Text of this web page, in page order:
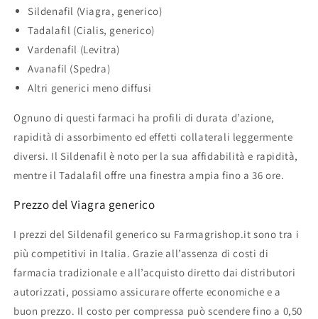
Sildenafil (Viagra, generico)
Tadalafil (Cialis, generico)
Vardenafil (Levitra)
Avanafil (Spedra)
Altri generici meno diffusi
Ognuno di questi farmaci ha profili di durata d’azione,
rapidità di assorbimento ed effetti collaterali leggermente
diversi. Il Sildenafil è noto per la sua affidabilità e rapidità,
mentre il Tadalafil offre una finestra ampia fino a 36 ore.
Prezzo del Viagra generico
I prezzi del Sildenafil generico su Farmagrishop.it sono tra i
più competitivi in Italia. Grazie all’assenza di costi di
farmacia tradizionale e all’acquisto diretto dai distributori
autorizzati, possiamo assicurare offerte economiche e a
buon prezzo. Il costo per compressa può scendere fino a 0,50